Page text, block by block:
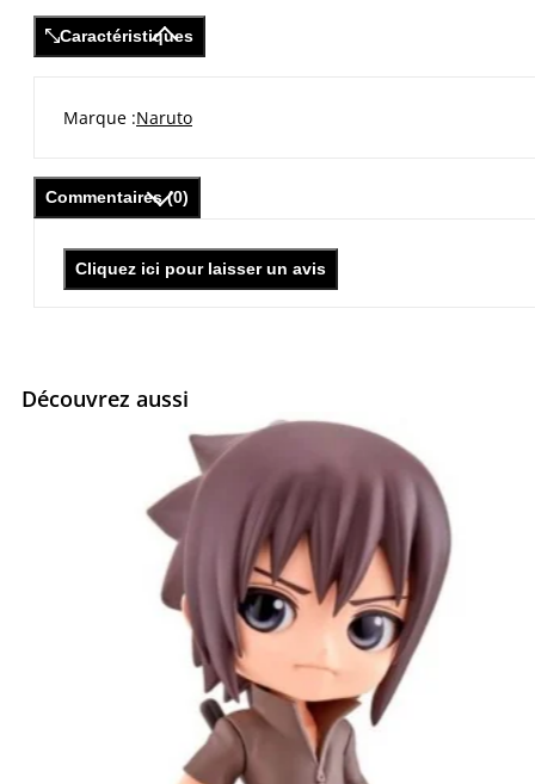
Caractéristiques
Marque Naruto
Commentaires (0)
Cliquez ici pour laisser un avis
Découvrez aussi